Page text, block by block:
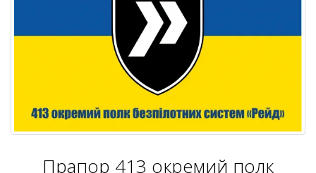
Прапор 413 окремий полк